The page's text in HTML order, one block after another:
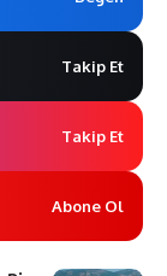
Takip Et
Takip Et
Abone Ol